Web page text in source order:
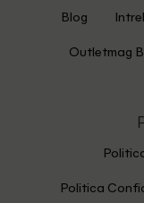
Blog
Outletmag
Politica